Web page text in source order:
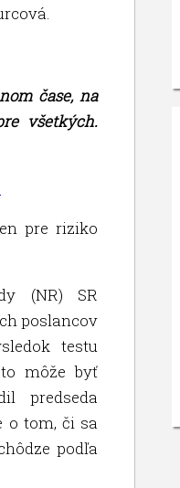
čase, na
všetkých.
pre riziko
(NR) SR
poslancov
testu
môže byť
predseda
o tom, či sa
podľa